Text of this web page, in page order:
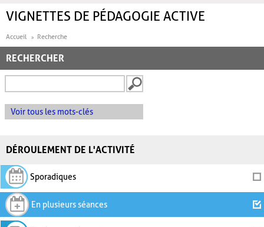
VIGNETTES DE PÉDAGOGIE ACTIVE
Accueil Recherche
RECHERCHER
Voir tous les mots-clés
DÉROULEMENT DE L'ACTIVITÉ
Sporadiques
En plusieurs séances